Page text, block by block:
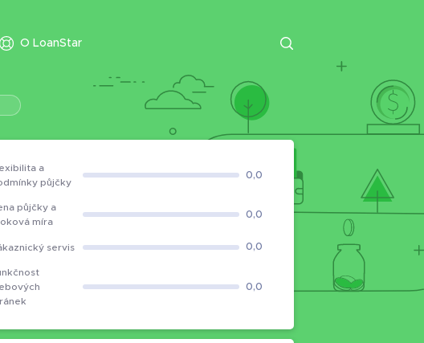
O LoanStar
a
půjčky
0,0
půjčky a
míra
0,0
servis 0,0
0,0